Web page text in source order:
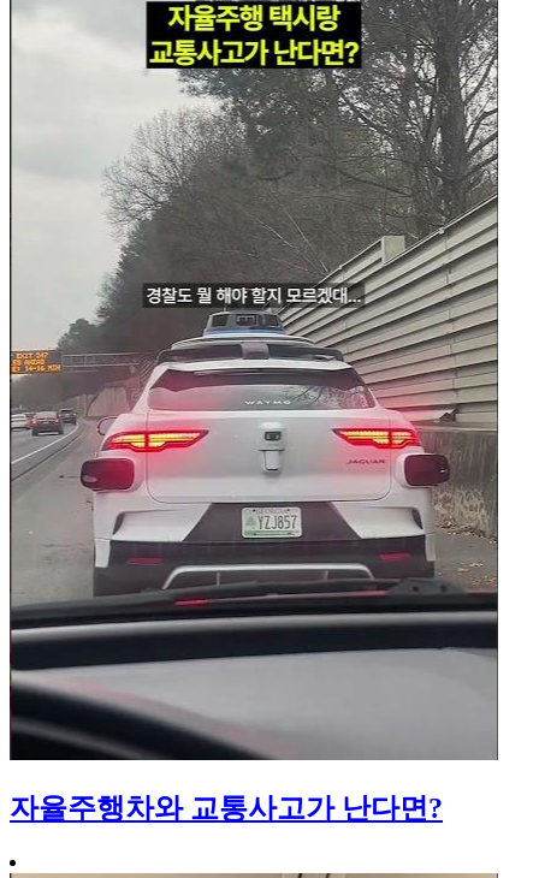
자율주행차와 교통사고가 난다면?